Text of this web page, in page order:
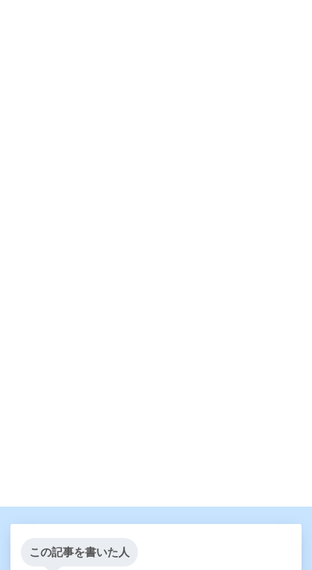
この記事を書いた人